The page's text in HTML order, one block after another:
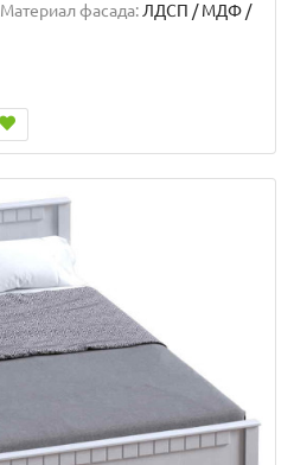
Материал фасада:ЛДСП / МДФ /